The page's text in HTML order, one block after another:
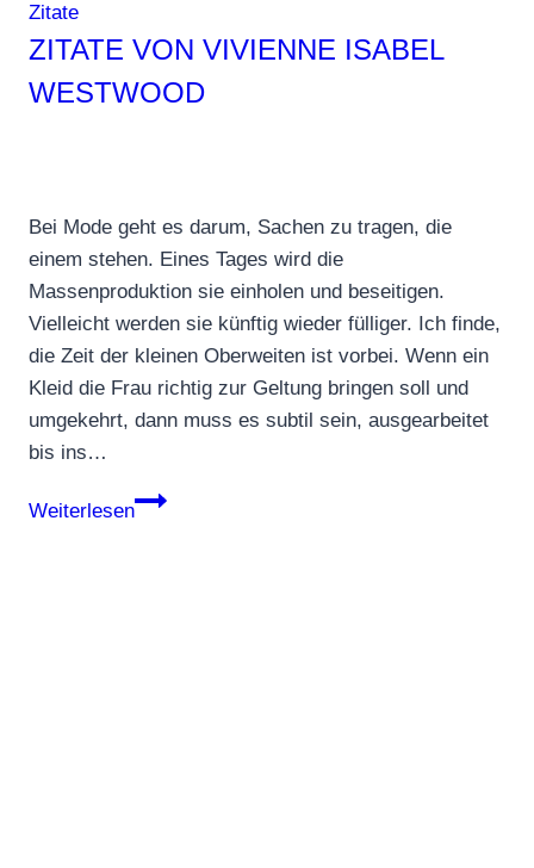
Zitate
ZITATE VON VIVIENNE ISABEL
WESTWOOD
Bei Mode geht es darum, Sachen zu tragen, die
einem stehen. Eines Tages wird die
Massenproduktion sie einholen und beseitigen.
Vielleicht werden sie künftig wieder fülliger. Ich finde,
die Zeit der kleinen Oberweiten ist vorbei. Wenn ein
Kleid die Frau richtig zur Geltung bringen soll und
umgekehrt, dann muss es subtil sein, ausgearbeitet
bis ins…
Weiterlesen
Zitate